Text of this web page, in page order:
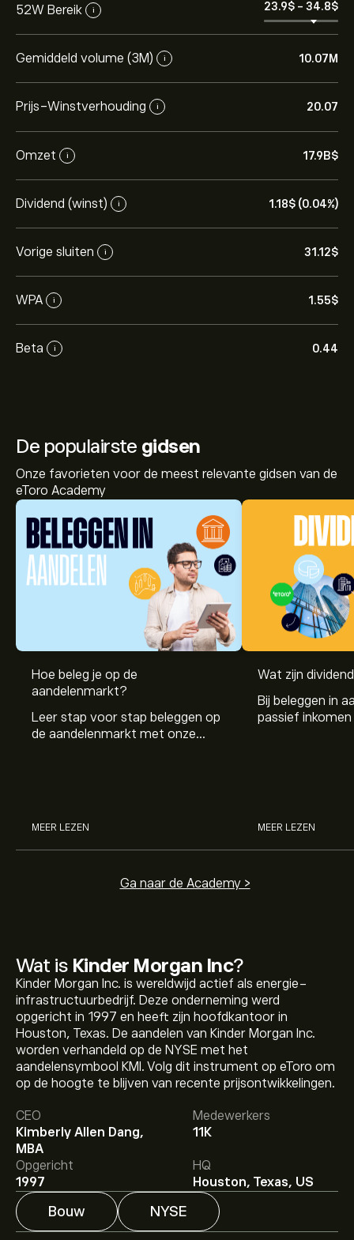
52W Bereik i 23.9‎$‎ - 34.8‎$‎
Gemiddeld volume (3M) i 10.07M
Prijs-Winstverhouding i 20.07
Omzet i 17.9B‎$‎
Dividend (winst) i 1.18‎$‎ (0.04%)
Vorige sluiten i 31.12‎$‎
WPA i 1.55‎$‎
Beta i 0.44
Wat is Kinder Morgan Inc?
Kinder Morgan Inc. is wereldwijd actief als energie-
infrastructuurbedrijf. Deze onderneming werd
opgericht in 1997 en heeft zijn hoofdkantoor in
Houston, Texas. De aandelen van Kinder Morgan Inc.
worden verhandeld op de NYSE met het
aandelensymbool KMI. Volg dit instrument op eToro om
op de hoogte te blijven van recente prijsontwikkelingen.
CEO
Kimberly Allen Dang,
MBA
Medewerkers
11K
Opgericht
1997
HQ
Houston, Texas, US
Bouw NYSE
De populairste gidsen
Onze favorieten voor de meest relevante gidsen van de
eToro Academy
Hoe beleg je op de
aandelenmarkt?
Leer stap voor stap beleggen op
de aandelenmarkt met onze
MEER LEZEN
Wat zijn
Bij beleggen in
passief
MEER LEZEN
Ga naar de Academy >
De huidige koers van KMI is 31.18‎$‎.
Het gemiddelde koersdoel voor Kinder Morgan Inc is
31.18‎$‎.Meld je aan
bij eToro voor gedetailleerde
analistenvoorspellingen en koersdoelen.
Analisten bieden voorspellingen voor Kinder Morgan Inc
gebaseerd op markttrends, financiële rapporten en